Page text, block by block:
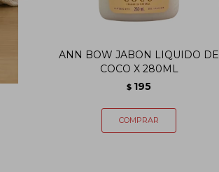
ANN BOW JABON LIQUIDO DE
COCO X 280ML
$ 195